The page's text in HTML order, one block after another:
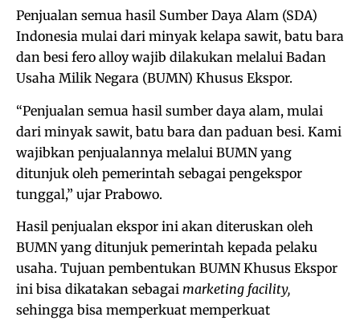
Penjualan semua hasil Sumber Daya Alam (SDA)
Indonesia mulai dari minyak kelapa sawit, batu bara
dan besi fero alloy wajib dilakukan melalui Badan
Usaha Milik Negara (BUMN) Khusus Ekspor.
“Penjualan semua hasil sumber daya alam, mulai
dari minyak sawit, batu bara dan paduan besi. Kami
wajibkan penjualannya melalui BUMN yang
ditunjuk oleh pemerintah sebagai pengekspor
tunggal,” ujar Prabowo.
Hasil penjualan ekspor ini akan diteruskan oleh
BUMN yang ditunjuk pemerintah kepada pelaku
usaha. Tujuan pembentukan BUMN Khusus Ekspor
ini bisa dikatakan sebagai marketing facility,
sehingga bisa memperkuat memperkuat